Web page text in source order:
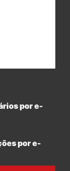
por e-
por e-